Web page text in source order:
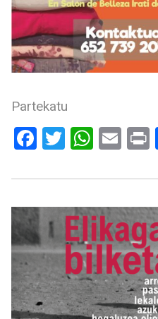
Partekatu
Facebook
Twitter